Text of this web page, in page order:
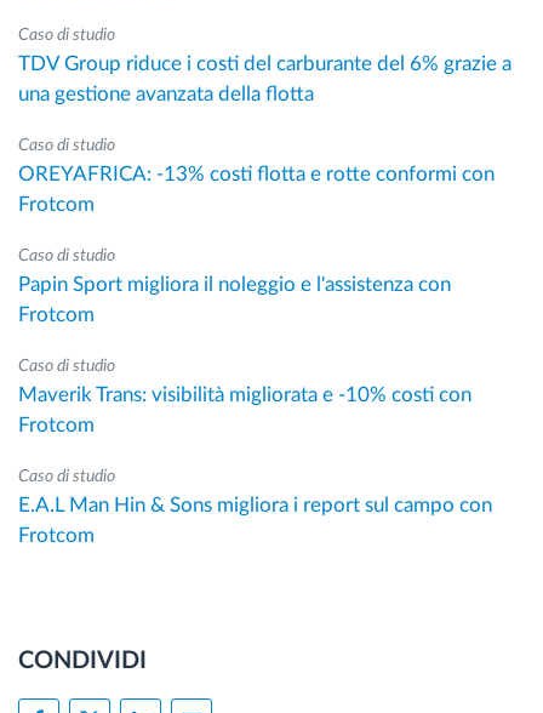
Caso di studio
TDV Group riduce i costi del carburante del 6% grazie a
una gestione avanzata della flotta
Caso di studio
OREYAFRICA: -13% costi flotta e rotte conformi con
Frotcom
Caso di studio
Papin Sport migliora il noleggio e l'assistenza con
Frotcom
Caso di studio
Maverik Trans: visibilità migliorata e -10% costi con
Frotcom
Caso di studio
E.A.L Man Hin & Sons migliora i report sul campo con
Frotcom
CONDIVIDI